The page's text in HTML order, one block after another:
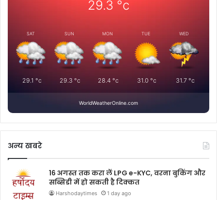
29.3 °c
SAT
29.1 °c
SUN
29.3 °c
MON
28.4 °c
TUE
31.0 °c
WED
31.7°c
WorldWeatherOnline.com
अन्य खबरे
16 अगस्त तक करा लें LPG e-KYC, वरना बुकिंग और
सब्सिडी में हो सकती है दिक्कत
Harshodaytimes 1 day ago